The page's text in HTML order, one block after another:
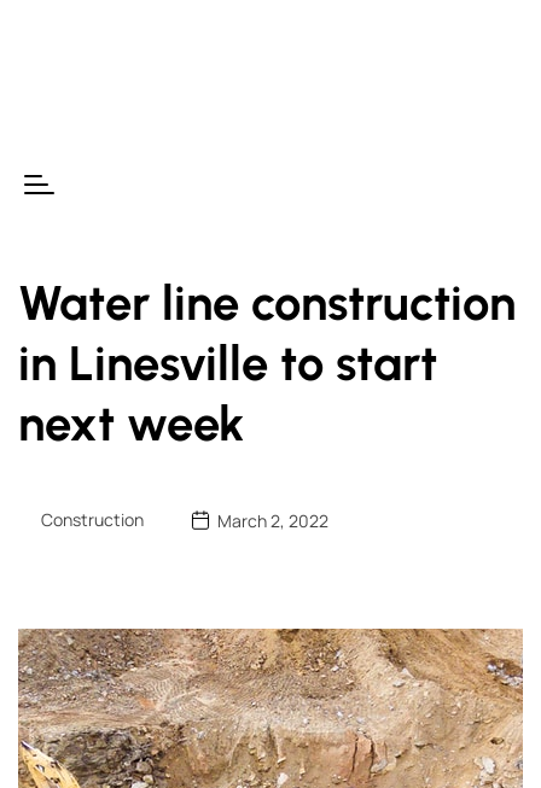
Water line construction
in Linesville to start
next week
Construction March 2, 2022